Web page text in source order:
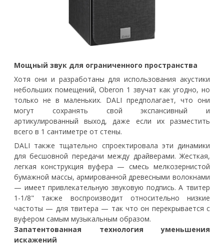
Мощный звук для ограниченного пространства
Хотя они и разработаны для использования акустики
небольших помещений, Oberon 1 звучат как угодно, но
только не в маленьких. DALI предполагает, что они
могут сохранять свой экспансивный и
артикулированный выход, даже если их разместить
всего в 1 сантиметре от стены.
DALI также тщательно спроектировала эти динамики
для бесшовной передачи между драйверами. Жесткая,
легкая конструкция вуфера — смесь мелкозернистой
бумажной массы, армированной древесными волокнами
— имеет привлекательную звуковую подпись. А твитер
1-1/8" также воспроизводит относительно низкие
частоты — для твитера — так что он перекрывается с
вуфером самым музыкальным образом.
Запатентованная технология уменьшения
искажений